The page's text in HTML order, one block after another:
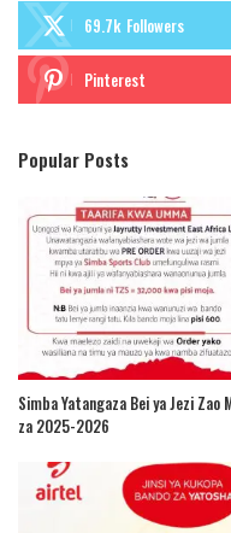
69.7k Followers
Pinterest
Popular Posts
Simba Yatangaza Bei ya Jezi Zao
za 2025-2026